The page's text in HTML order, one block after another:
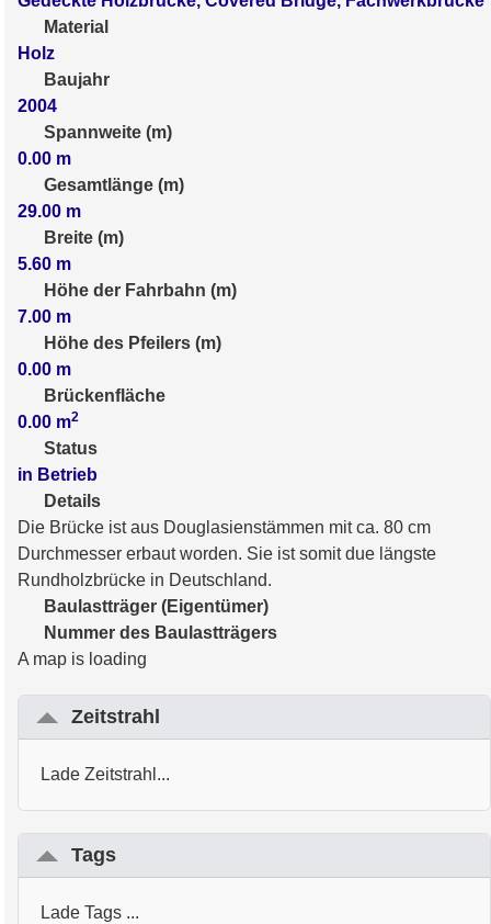
Material
Holz
Baujahr
2004
Spannweite (m)
0.00 m
Gesamtlänge (m)
29.00 m
Breite (m)
5.60 m
Höhe der Fahrbahn (m)
7.00 m
Höhe des Pfeilers (m)
0.00 m
Brückenfläche
0.00 m2
Status
in Betrieb
Details
Die Brücke ist aus Douglasienstämmen mit ca. 80 cm
Durchmesser erbaut worden. Sie ist somit due längste
Rundholzbrücke in Deutschland.
Baulastträger (Eigentümer)
Nummer des Baulastträgers
A map is loading
Zeitstrahl
Lade Zeitstrahl...
Tags
Lade Tags ...